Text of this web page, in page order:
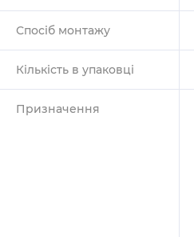
Спосіб монтажу
Кількість в упаковці
Призначення